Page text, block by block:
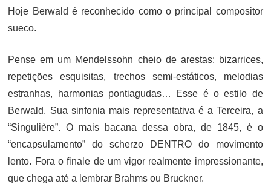
Hoje Berwald é reconhecido como o principal compositor
sueco.
Pense em um Mendelssohn cheio de arestas: bizarrices,
repetições esquisitas, trechos semi-estáticos, melodias
estranhas, harmonias pontiagudas… Esse é o estilo de
Berwald. Sua sinfonia mais representativa é a Terceira, a
“Singulière”. O mais bacana dessa obra, de 1845, é o
“encapsulamento” do scherzo DENTRO do movimento
lento. Fora o finale de um vigor realmente impressionante,
que chega até a lembrar Brahms ou Bruckner.